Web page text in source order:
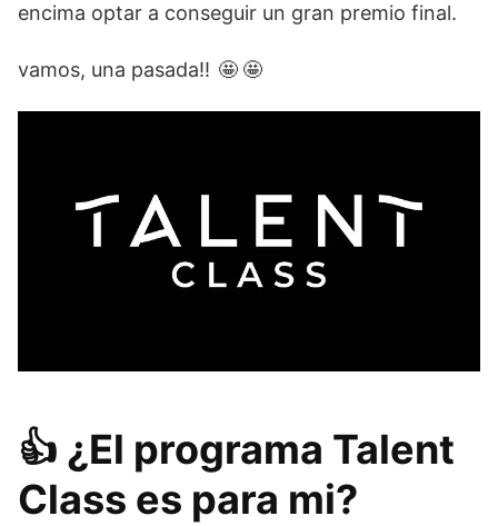
encima optar a conseguir un gran premio final.
vamos, una pasada!! 🤩 🤩
👍 ¿El programa Talent
Class es para mi?